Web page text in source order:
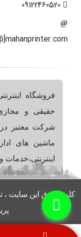
فروشگاه
حقیقی و
شرکت معتبر
ماشین های
کلیه حقوق این سایت ،